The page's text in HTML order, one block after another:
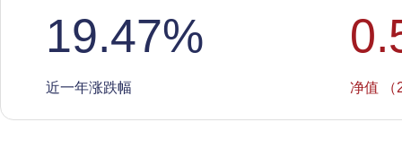
19.47%
近一年涨跌幅 净值 （